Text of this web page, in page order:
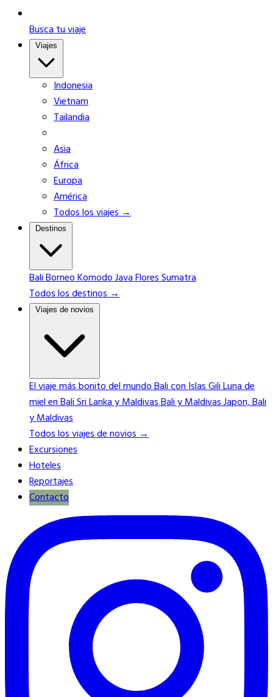
Busca tu viaje
Indonesia
Vietnam
Tailandia
Asia
África
Europa
América
Todos los viajes →
Destinos
BaliBorneoKomodoJavaFloresSumatra
Todos los destinos →
Viajes de novios
El viaje más bonito del mundoBali con Islas GiliLuna de
miel en BaliSri Lanka y MaldivasBali y MaldivasJapon, Bali
y Maldivas
Todos los viajes de novios →
Excursiones
Hoteles
Reportajes
Contacto